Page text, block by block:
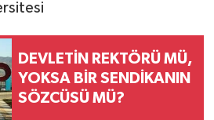
DEVLETİN REKTÖRÜ MÜ,
YOKSA BİR SENDİKANIN
SÖZCÜSÜ MÜ?